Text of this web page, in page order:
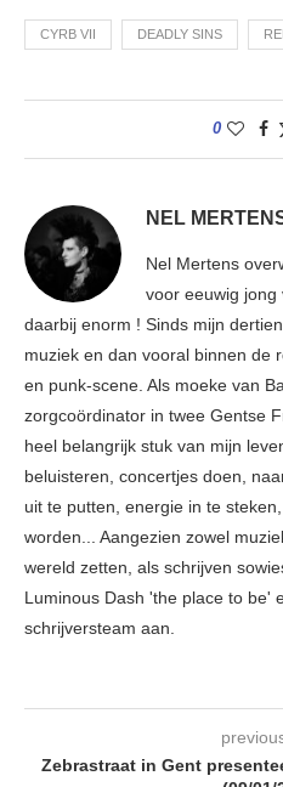
CYRB VII DEADLY SINS
0
NEL
Nel Mertens
voor eeuwig
daarbij enorm ! Sinds mijn
muziek en dan vooral binnen de
en punk-scene. Als moeke van
zorgcoördinator in twee Gentse
heel belangrijk stuk van mijn
beluisteren, concertjes doen,
uit te putten, energie in te
worden... Aangezien zowel
wereld zetten, als schrijven
Luminous Dash 'the place to be'
schrijversteam aan.
Zebrastraat in Gent